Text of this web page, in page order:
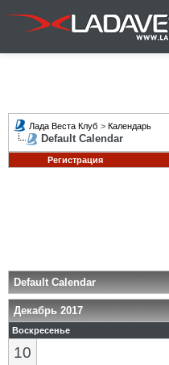
Лада Веста Клуб > Календарь
Default Calendar
Регистрация
Default Calendar
Декабрь 2017
Воскресенье
10